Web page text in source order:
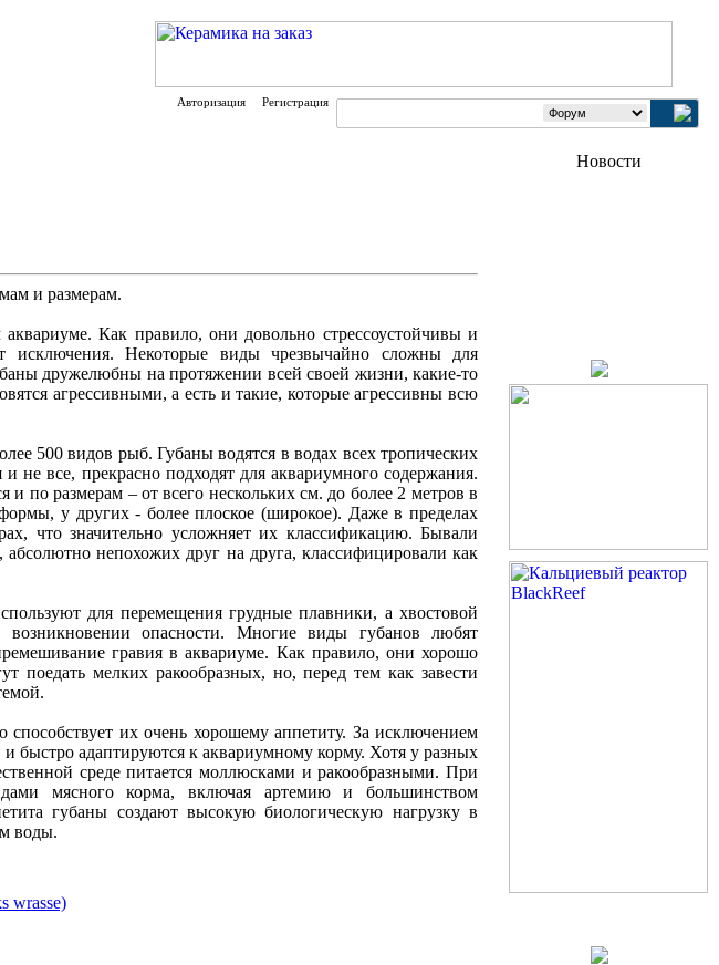
Авторизация Регистрация
и размерам.
Как правило, они довольно стрессоустойчивы и
Некоторые виды чрезвычайно сложны для
дружелюбны на протяжении всей своей жизни, какие-то
агрессивными, а есть и такие, которые агрессивны всю
500 видов рыб. Губаны водятся в водах всех тропических
не все, прекрасно подходят для аквариумного содержания.
по размерам – от всего нескольких см. до более 2 метров в
у других - более плоское (широкое). Даже в пределах
что значительно усложняет их классификацию. Бывали
непохожих друг на друга, классифицировали как
для перемещения грудные плавники, а хвостовой
возникновении опасности. Многие виды губанов любят
гравия в аквариуме. Как правило, они хорошо
поедать мелких ракообразных, но, перед тем как завести
их очень хорошему аппетиту. За исключением
быстро адаптируются к аквариумному корму. Хотя у разных
среде питается моллюсками и ракообразными. При
мясного корма, включая артемию и большинством
губаны создают высокую биологическую нагрузку в
воды.
wrasse)